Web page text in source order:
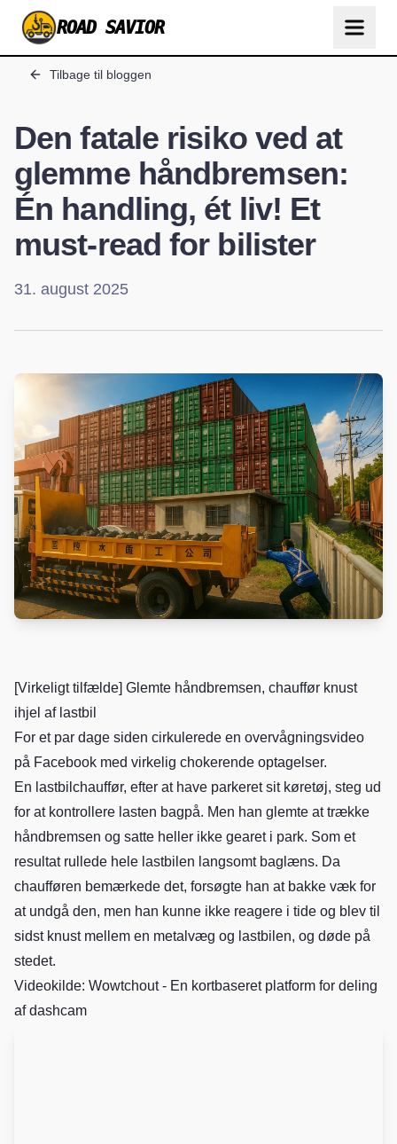
ROAD SAVIOR
Tilbage til bloggen
Den fatale risiko ved at
glemme håndbremsen:
Én handling, ét liv! Et
must-read for bilister
31. august 2025
[Virkeligt tilfælde] Glemte håndbremsen, chauffør knust
ihjel af lastbil
For et par dage siden cirkulerede en overvågningsvideo
på Facebook med virkelig chokerende optagelser.
En lastbilchauffør, efter at have parkeret sit køretøj, steg ud
for at kontrollere lasten bagpå. Men han glemte at trække
håndbremsen og satte heller ikke gearet i park. Som et
resultat rullede hele lastbilen langsomt baglæns. Da
chaufføren bemærkede det, forsøgte han at bakke væk for
at undgå den, men han kunne ikke reagere i tide og blev til
sidst knust mellem en metalvæg og lastbilen, og døde på
stedet.
Videokilde: Wowtchout - En kortbaseret platform for deling
af dashcam